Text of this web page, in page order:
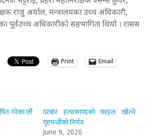
राजु अर्याल, मन्त्रालयका उच्च अधिकारी,
पूर्वउच्च अधिकारीको सहभागिता थियो । रासस
Print Email
गरेका छौँ
दरबार हत्याकाण्डको फाइल खोल्ने
गृहमन्त्रीको निर्णय
June 9, 2026